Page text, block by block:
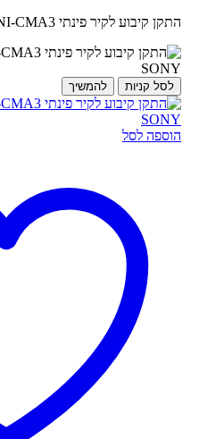
התקן קיבוע לקיר פינתי UNI-CMA3 למצלמות אבטחה SONY
לסל קניות להמשיך
הוספה לסל